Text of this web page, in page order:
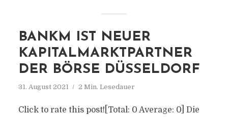
BANKM IST NEUER
KAPITALMARKTPARTNER
DER BÖRSE DÜSSELDORF
31. August 2021 2 Min. Lesedauer
Click to rate this post![Total: 0 Average: 0] Die